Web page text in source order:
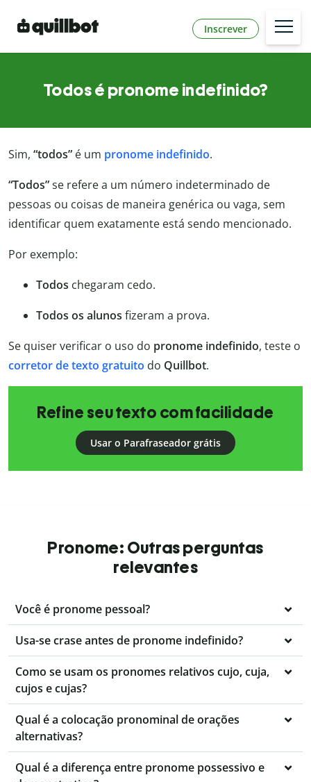
Inscrever
Todos é pronome indefinido?
Sim, “todos” é um pronome indefinido.
“Todos”se refere a um número indeterminado de
pessoas ou coisas de maneira genérica ou vaga, sem
identificar quem exatamente está sendo mencionado.
Por exemplo:
Todos chegaram cedo.
Todos os alunos fizeram a prova.
Se quiser verificar o uso do pronome indefinido, teste o
corretor de texto gratuito do Quillbot.
Refine seu texto com facilidade
Usar o Parafraseador grátis
Pronome: Outras perguntas
relevantes
Você é pronome pessoal?
Usa-se crase antes de pronome indefinido?
Como se usam os pronomes relativos cujo, cuja,
cujos e cujas?
Qual é a colocação pronominal de orações
alternativas?
Qual é a diferença entre pronome possessivo e